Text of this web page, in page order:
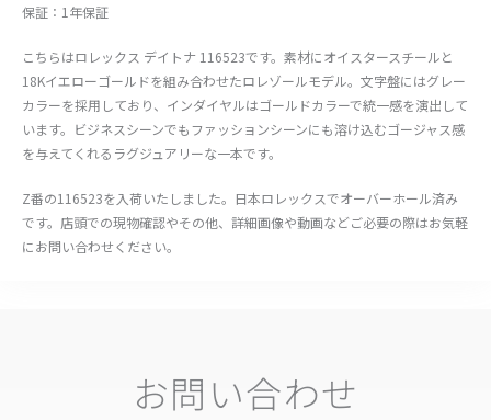
保証：1年保証
こちらはロレックス デイトナ 116523です。素材にオイスタースチールと
18Kイエローゴールドを組み合わせたロレゾールモデル。文字盤にはグレー
カラーを採用しており、インダイヤルはゴールドカラーで統一感を演出して
います。ビジネスシーンでもファッションシーンにも溶け込むゴージャス感
を与えてくれるラグジュアリーな一本です。
Z番の116523を入荷いたしました。日本ロレックスでオーバーホール済み
です。店頭での現物確認やその他、詳細画像や動画などご必要の際はお気軽
にお問い合わせください。
お問い合わせ